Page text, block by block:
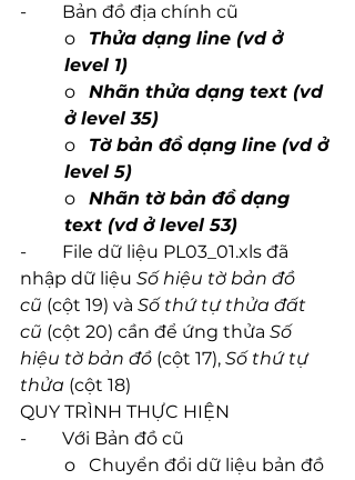
-        Bản đồ địa chính cũ
o Thửa dạng line (vd ở
level 1)
o Nhãn thửa dạng text (vd
ở level 35)
o Tờ bản đồ dạng line (vd ở
level 5)
o Nhãn tờ bản đồ dạng
text (vd ở level 53)
-        File dữ liệu PL03_01.xls đã
nhập dữ liệu Số hiệu tờ bản đồ
cũ (cột 19) và Số thứ tự thửa đất
cũ (cột 20) cần để ứng thửa Số
hiệu tờ bản đồ (cột 17), Số thứ tự
thửa (cột 18)
QUY TRÌNH THỰC HIỆN
-        Với Bản đồ cũ
o   Chuyển đổi dữ liệu bản đồ